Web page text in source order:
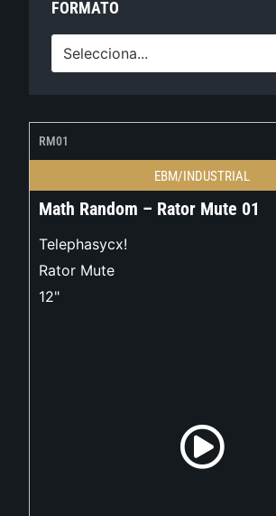
FORMATO
Selecciona...
RM01
EBM/INDUSTRIAL
Math Random – Rator Mute 01
Telephasycx!
Rator Mute
12"